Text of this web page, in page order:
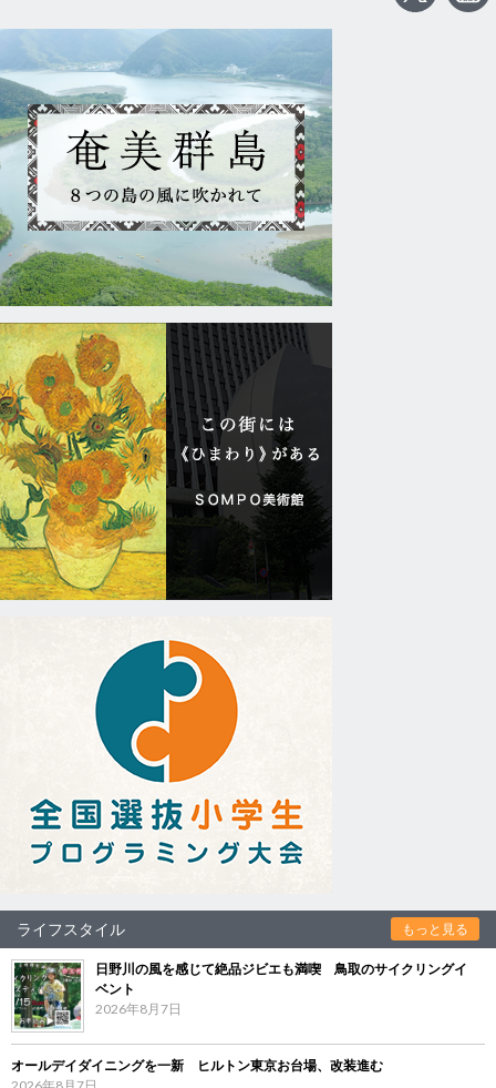
ライフスタイル もっと見る
日野川の風を感じて絶品ジビエも満喫 鳥取のサイクリングイ
ベント
2026年8月7日
オールデイダイニングを一新 ヒルトン東京お台場、改装進む